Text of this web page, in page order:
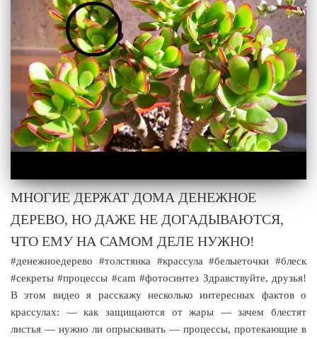
МНОГИЕ ДЕРЖАТ ДОМА ДЕНЕЖНОЕ
ДЕРЕВО, НО ДАЖЕ НЕ ДОГАДЫВАЮТСЯ,
ЧТО ЕМУ НА САМОМ ДЕЛЕ НУЖНО!
#денежноедерево #толстянка #крассула #белыеточки #блеск
#секреты #процессы #cam #фотосинтез Здравствуйте, друзья!
В этом видео я расскажу несколько интересных фактов о
крассулах: — как защищаются от жары — зачем блестят
листья — нужно ли опрыскивать — процессы, протекающие в